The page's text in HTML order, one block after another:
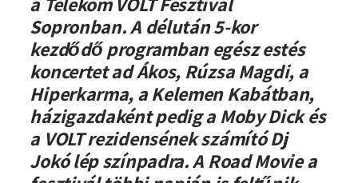
Sopronban. A délután 5-kor
kezdődő programban egész estés
koncertet ad Ákos, Rúzsa Magdi, a
Hiperkarma, a Kelemen Kabátban,
házigazdaként pedig a Moby Dick és
a VOLT rezidensének számító Dj
Jokó lép színpadra. A Road Movie a